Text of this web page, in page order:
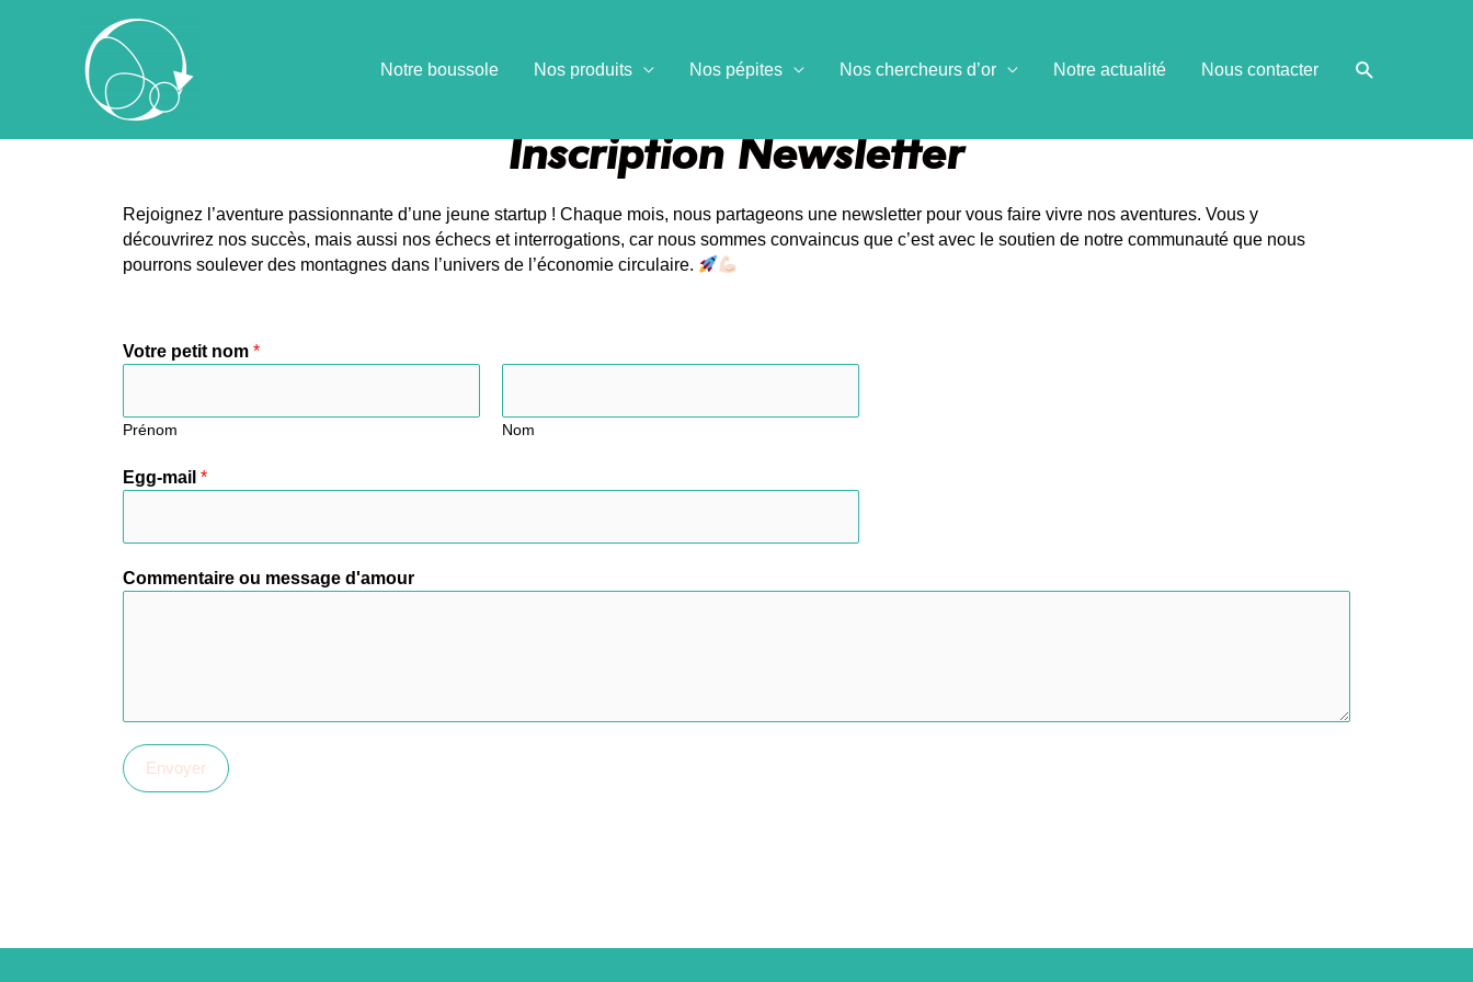
Notre boussole Nos produits Nos pépites Nos chercheurs d’or Notre actualité Nous contacter
Inscription Newsletter
Rejoignez l’aventure passionnante d’une jeune startup ! Chaque mois, nous partageons une newsletter pour vous faire vivre nos aventures. Vous y
découvrirez nos succès, mais aussi nos échecs et interrogations, car nous sommes convaincus que c’est avec le soutien de notre communauté que nous
pourrons soulever des montagnes dans l’univers de l’économie circulaire.
Votre petit nom *
Prénom Nom
Egg-mail *
Commentaire ou message d'amour
Envoyer